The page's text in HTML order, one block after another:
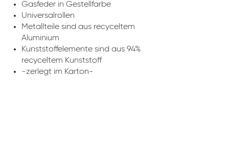
Gasfeder in Gestellfarbe
Universalrollen
Metallteile sind aus recyceltem
Aluminium
Kunststoffelemente sind aus 94%
recyceltem Kunststoff
-zerlegt im Karton-